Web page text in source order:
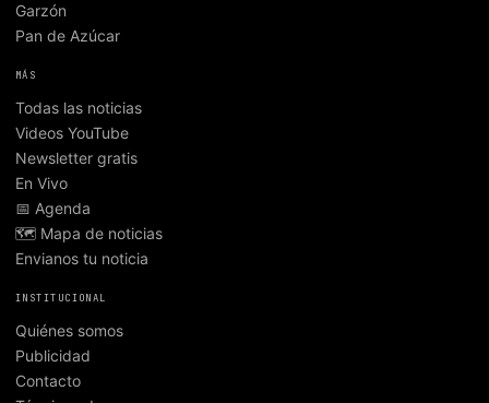
Garzón
Pan de Azúcar
MÁS
Todas las noticias
Videos YouTube
Newsletter gratis
En Vivo
📅 Agenda
🗺️ Mapa de noticias
Envianos tu noticia
INSTITUCIONAL
Quiénes somos
Publicidad
Contacto